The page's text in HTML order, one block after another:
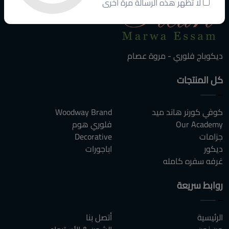
ديكوباج فلوري - مروة عصام
كل المنتجات
كوفي كورنر هاند ميد
Our Academy
جزامات
ديكور
غرفه سفره كامله
Woodway Brand
فلوري هوم
Decorative
اباجورات
روابط سريعة
الرئيسية
أتصل بنا